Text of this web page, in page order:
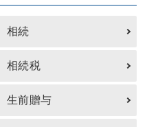
相続
相続税
生前贈与